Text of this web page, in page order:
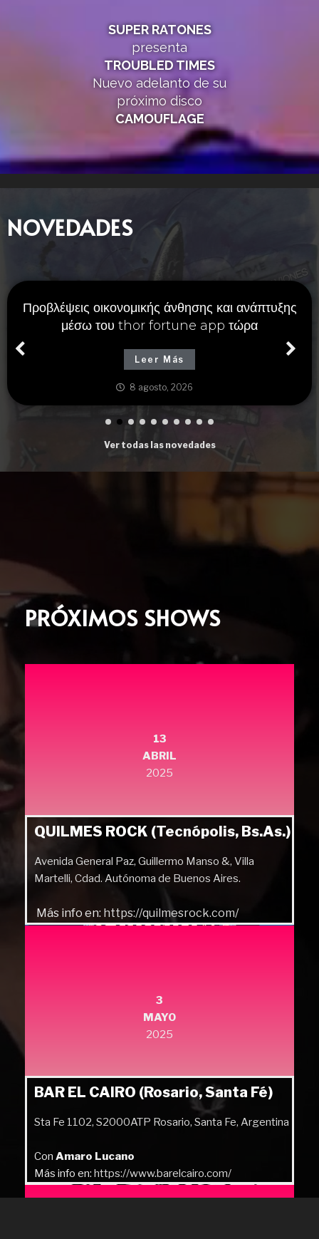
SUPER RATONES
presenta
TROUBLED TIMES
Nuevo adelanto de su
próximo disco
CAMOUFLAGE
NOVEDADES
Προβλέψεις οικονομικής άνθησης και ανάπτυξης
μέσω του thor fortune app τώρα
Leer Más
8 agosto, 2026
Ver todas las novedades
PRÓXIMOS SHOWS
13
ABRIL
2025
QUILMES ROCK (Tecnópolis, Bs.As.)
Avenida General Paz, Guillermo Manso &, Villa
Martelli, Cdad. Autónoma de Buenos Aires.
Más info en: https://quilmesrock.com/
3
MAYO
2025
BAR EL CAIRO (Rosario, Santa Fé)
Sta Fe 1102, S2000ATP Rosario, Santa Fe, Argentina
Con Amaro Lucano
Más info en: https://www.barelcairo.com/